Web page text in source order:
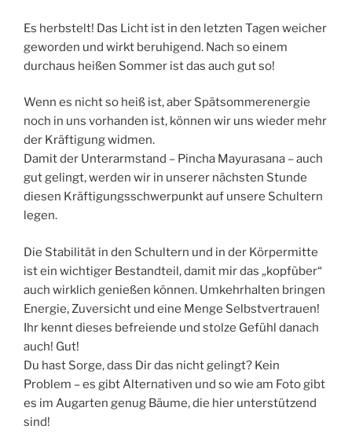
Es herbstelt! Das Licht ist in den letzten Tagen weicher
geworden und wirkt beruhigend. Nach so einem
durchaus heißen Sommer ist das auch gut so!
Wenn es nicht so heiß ist, aber Spätsommerenergie
noch in uns vorhanden ist, können wir uns wieder mehr
der Kräftigung widmen.
Damit der Unterarmstand – Pincha Mayurasana – auch
gut gelingt, werden wir in unserer nächsten Stunde
diesen Kräftigungsschwerpunkt auf unsere Schultern
legen.
Die Stabilität in den Schultern und in der Körpermitte
ist ein wichtiger Bestandteil, damit mir das „kopfüber“
auch wirklich genießen können. Umkehrhalten bringen
Energie, Zuversicht und eine Menge Selbstvertrauen!
Ihr kennt dieses befreiende und stolze Gefühl danach
auch! Gut!
Du hast Sorge, dass Dir das nicht gelingt? Kein
Problem – es gibt Alternativen und so wie am Foto gibt
es im Augarten genug Bäume, die hier unterstützend
sind!